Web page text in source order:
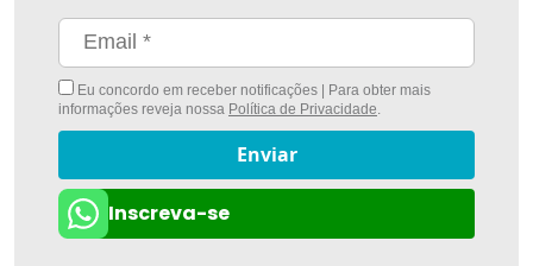
Eu concordo em receber notificações | Para obter mais
informações reveja nossa Política de Privacidade.
Enviar
Inscreva-se